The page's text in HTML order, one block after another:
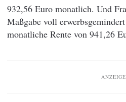
932,56 Euro monatlich. Und
Maßgabe voll
monatliche Rente von 941,26
ANZEIGE